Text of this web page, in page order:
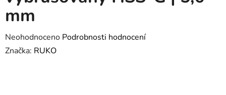
mm
Průměrné
hodnocení
Neohodnoceno Podrobnosti hodnocení
Značka: RUKO